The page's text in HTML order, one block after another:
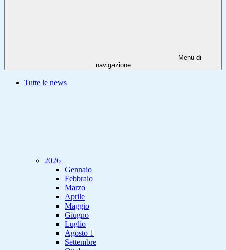
Menu di
navigazione
Tutte le news
2026
Gennaio
Febbraio
Marzo
Aprile
Maggio
Giugno
Luglio
Agosto 1
Settembre